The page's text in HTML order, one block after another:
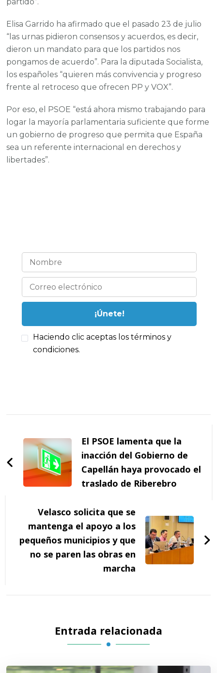
Elisa Garrido ha afirmado que el pasado 23 de julio
“las urnas pidieron consensos y acuerdos, es decir,
dieron un mandato para que los partidos nos
pongamos de acuerdo”. Para la diputada Socialista,
los españoles “quieren más convivencia y progreso
frente al retroceso que ofrecen PP y VOX”.
Por eso, el PSOE “está ahora mismo trabajando para
logar la mayoría parlamentaria suficiente que forme
un gobierno de progreso que permita que España
sea un referente internacional en derechos y
libertades”.
Haciendo clic aceptas los términos y
condiciones.
de
entradas
El PSOE lamenta que la
inacción del Gobierno de
Capellán haya provocado el
traslado de Riberebro
Velasco solicita que se
mantenga el apoyo a los
pequeños municipios y que
no se paren las obras en
marcha
Entrada relacionada